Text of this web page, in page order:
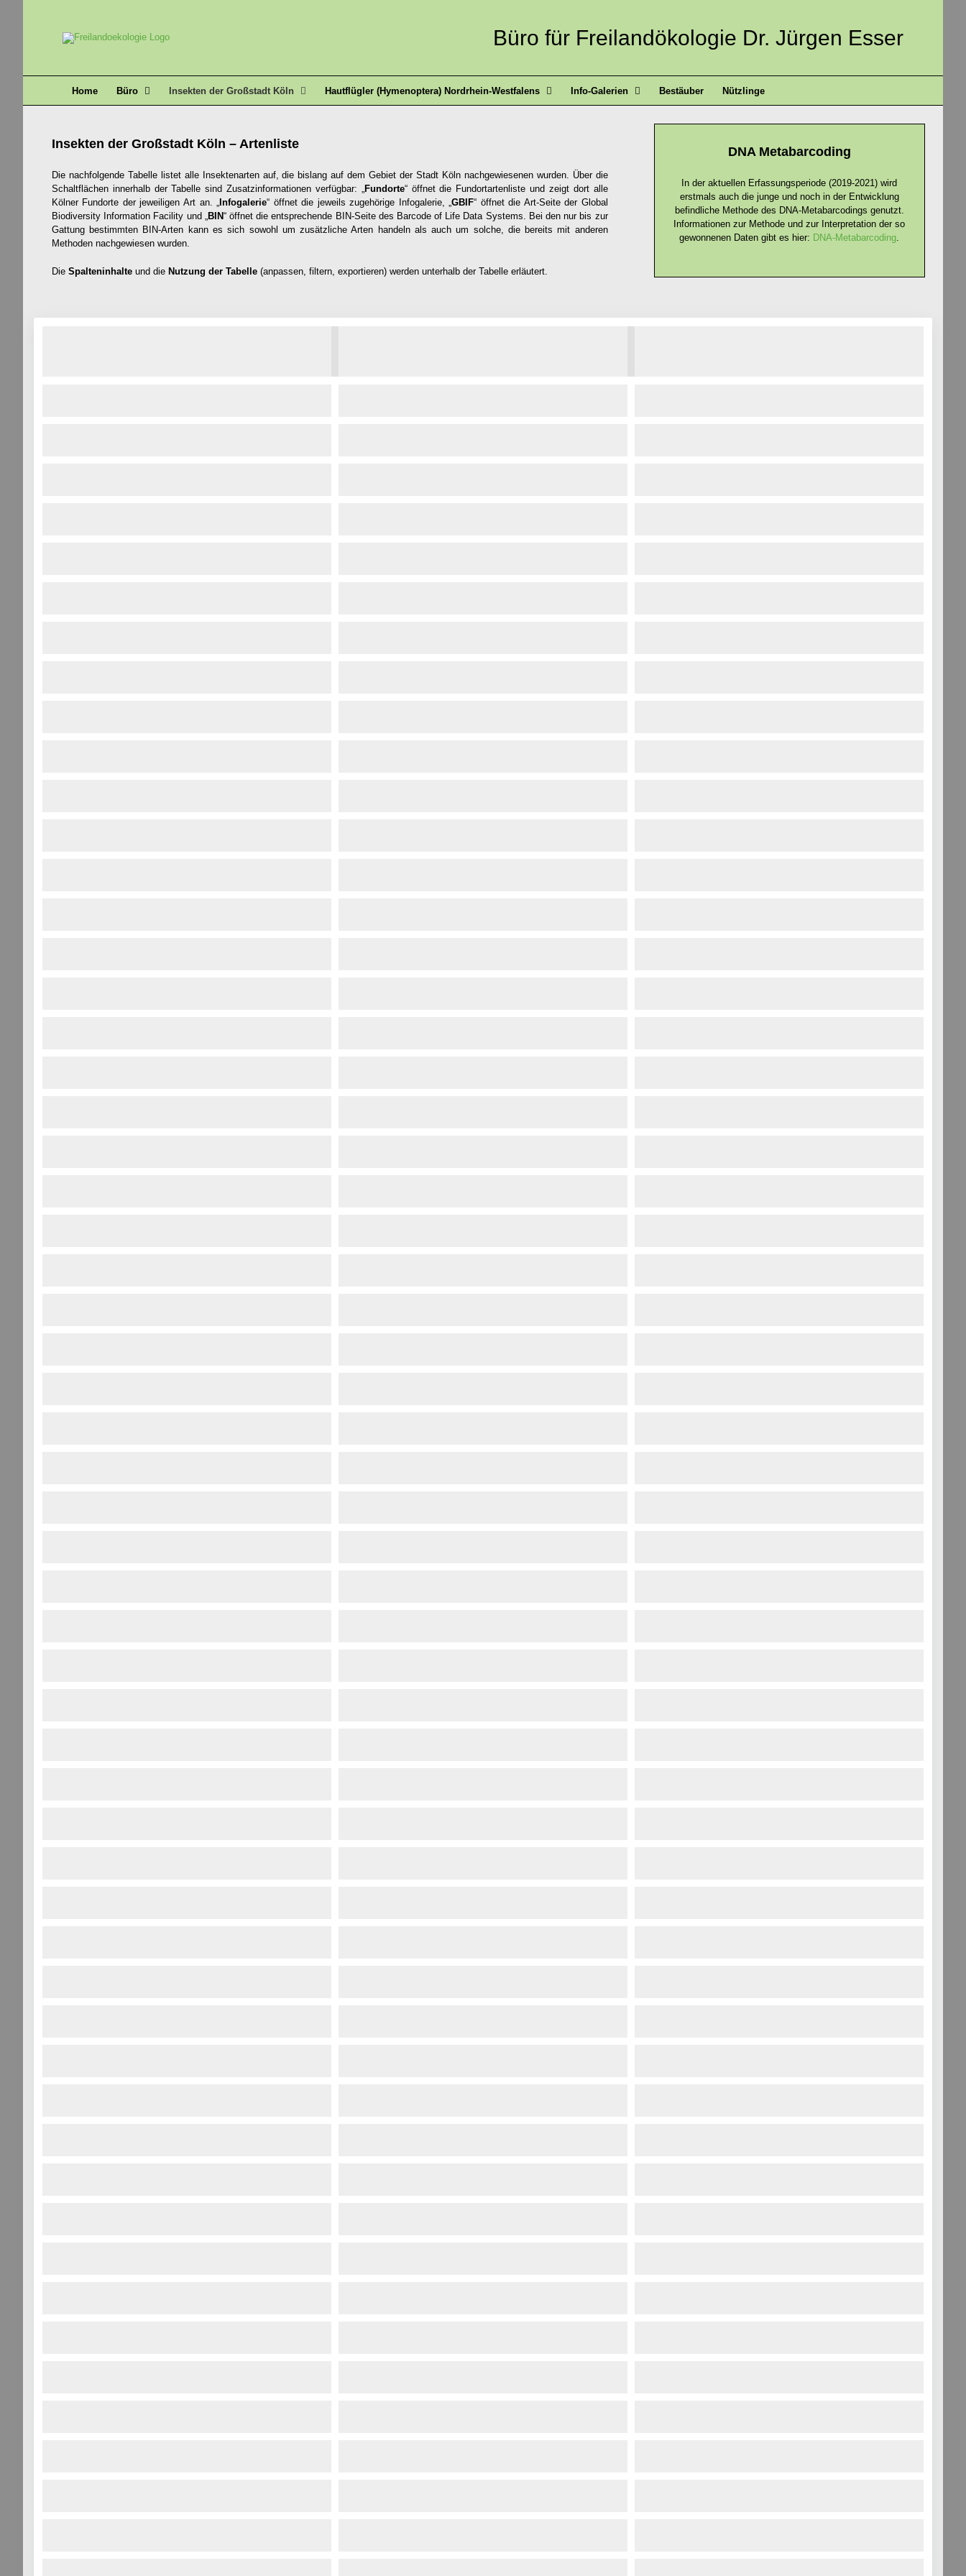
Büro für Freilandökologie Dr. Jürgen Esser
Home Büro Insekten der Großstadt Köln Hautflügler (Hymenoptera) Nordrhein-Westfalens Info-Galerien Bestäuber Nützlinge
Insekten der Großstadt Köln – Artenliste
Die nachfolgende Tabelle listet alle Insektenarten auf, die bislang auf dem Gebiet der Stadt Köln nachgewiesenen wurden. Über die
Schaltflächen innerhalb der Tabelle sind Zusatzinformationen verfügbar: „
Fundorte“ öffnet die Fundortartenliste und zeigt dort alle
Kölner Fundorte der jeweiligen Art an. „
Infogalerie“ öffnet die jeweils zugehörige Infogalerie, „GBIF“ öffnet die Art-Seite der Global
Biodiversity Information Facility und „
BIN“ öffnet die entsprechende BIN-Seite des Barcode of Life Data Systems. Bei den nur bis zur
Gattung bestimmten BIN-Arten kann es sich sowohl um zusätzliche Arten handeln als auch um solche, die bereits mit anderen
Methoden nachgewiesen wurden.
Die Spalteninhalteund die Nutzung der Tabelle(anpassen, filtern, exportieren) werden unterhalb der Tabelle erläutert.
DNA Metabarcoding
In der aktuellen Erfassungsperiode (2019-2021) wird
erstmals auch die junge und noch in der Entwicklung
befindliche Methode des DNA-Metabarcodings genutzt.
Informationen zur Methode und zur Interpretation der so
gewonnenen Daten gibt es hier: DNA-Metabarcoding